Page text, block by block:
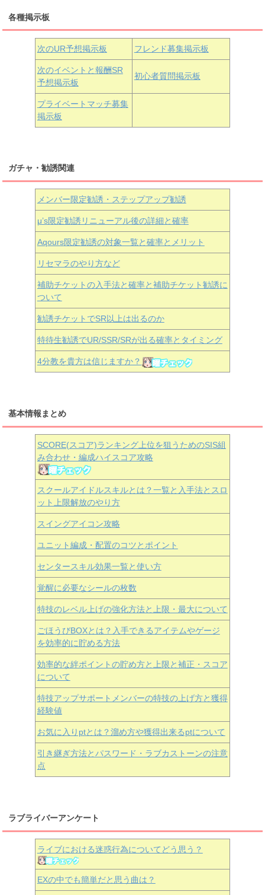
黒澤ダイヤ
朝香果林 近江彼方 エマ・ヴェルデ
各種掲示板
次のUR予想掲示板 フレンド募集掲示板
次のイベントと報酬SR
予想掲示板
初心者質問掲示板
プライベートマッチ募集
掲示板
ガチャ・勧誘関連
メンバー限定勧誘・ステップアップ勧誘
μ’s限定勧誘リニューアル後の詳細と確率
Aqours限定勧誘の対象一覧と確率とメリット
リセマラのやり方など
補助チケットの入手法と確率と補助チケット勧誘に
ついて
勧誘チケットでSR以上は出るのか
特待生勧誘でUR/SSR/SRが出る確率とタイミング
4分教を貴方は信じますか？
基本情報まとめ
SCORE(スコア)ランキング上位を狙うためのSIS組
み合わせ・編成ハイスコア攻略
スクールアイドルスキルとは？一覧と入手法とスロ
ット上限解放のやり方
スイングアイコン攻略
ユニット編成・配置のコツとポイント
センタースキル効果一覧と使い方
覚醒に必要なシールの枚数
特技のレベル上げの強化方法と上限・最大について
ごほうびBOXとは？入手できるアイテムやゲージ
を効率的に貯める方法
効率的な絆ポイントの貯め方と上限と補正・スコア
について
特技アップサポートメンバーの特技の上げ方と獲得
経験値
お気に入りptとは？溜め方や獲得出来るptについて
引き継ぎ方法とパスワード・ラブカストーンの注意
点
ラブライバーアンケート
ライブにおける迷惑行為についてどう思う？
EXの中でも簡単だと思う曲は？